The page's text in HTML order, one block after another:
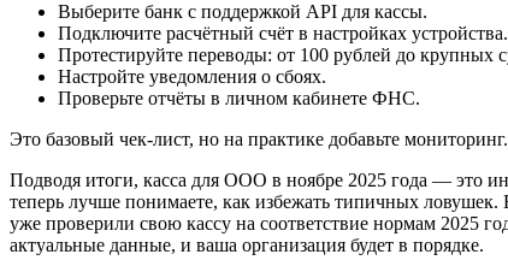
Выберите банк с поддержкой API для кассы.
Подключите расчётный счёт в настройках устройства.
Протестируйте переводы: от 100 рублей до крупных
Настройте уведомления о сбоях.
Проверьте отчёты в личном кабинете ФНС.
Это базовый чек-лист, но на практике добавьте
Подводя итоги, касса для ООО в ноябре 2025 года — это
теперь лучше понимаете, как избежать типичных
уже проверили свою кассу на соответствие нормам 2025
актуальные данные, и ваша организация будет в порядке.